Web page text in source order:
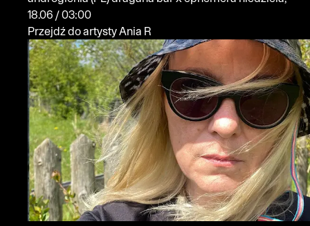
18.06 / 03:00
Przejdź do artysty Ania R